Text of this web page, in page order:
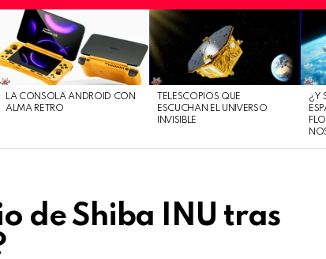
LA CONSOLA ANDROID CON
ALMA RETRO
TELESCOPIOS QUE
ESCUCHAN EL UNIVERSO
INVISIBLE
¿Y
de Shiba INU tras